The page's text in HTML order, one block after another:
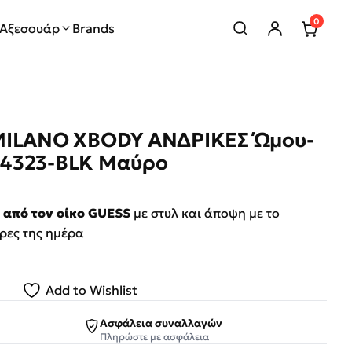
Αξεσουάρ Brands 0
XBODY ΑΝΔΡΙΚΕΣ Ώμου-
BLK Μαύρο
was: €85.00.
τον οίκο GUESSμε στυλ και άποψη με το
της ημέρα
Add to Wishlist
Ασφάλεια συναλλαγών
Πληρώστε με ασφάλεια